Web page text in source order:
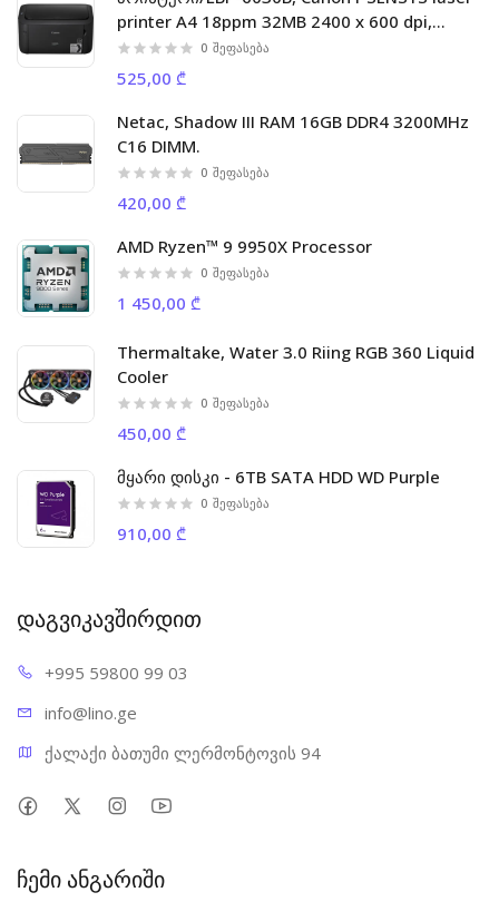
printer A4 18ppm 32MB 2400 x 600 dpi,
5000p/m
0 შეფასება
525,00 ₾
Netac, Shadow III RAM 16GB DDR4 3200MHz
C16 DIMM.
0 შეფასება
420,00 ₾
AMD Ryzen™ 9 9950X Processor
0 შეფასება
1 450,00 ₾
Thermaltake, Water 3.0 Riing RGB 360 Liquid
Cooler
0 შეფასება
450,00 ₾
მყარი დისკი - 6TB SATA HDD WD Purple
0 შეფასება
910,00 ₾
დაგვიკავშირდით
+995 59800 99 03
info@lino.ge
ქალაქი ბათუმი ლერმონტოვის 94
ჩემი ანგარიში